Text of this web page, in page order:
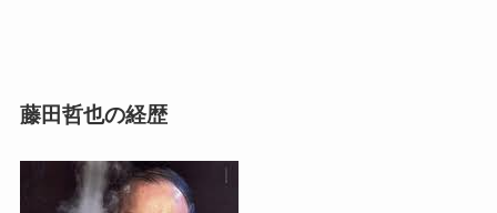
藤田哲也の経歴